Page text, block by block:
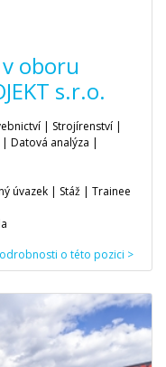
oboru
s.r.o.
| Strojírenství |
Datová analýza |
úvazek | Stáž | Trainee
o této pozici >